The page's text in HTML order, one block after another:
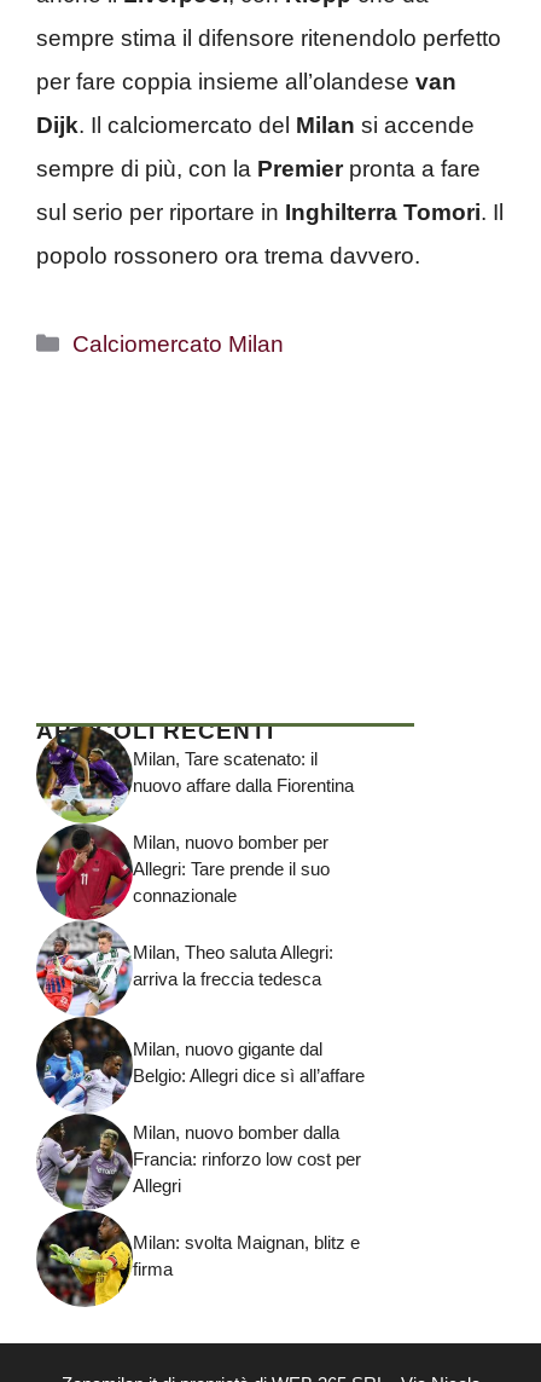
sempre stima il difensore ritenendolo perfetto
per fare coppia insieme all’olandese van
Dijk. Il calciomercato del Milan si accende
sempre di più, con la Premierpronta a fare
sul serio per riportare in Inghilterra Tomori. Il
popolo rossonero ora trema davvero.
Categorie
Calciomercato Milan
ARTICOLI RECENTI
Milan, Tare scatenato: il
nuovo affare dalla Fiorentina
Milan, nuovo bomber per
Allegri: Tare prende il suo
connazionale
Milan, Theo saluta Allegri:
arriva la freccia tedesca
Milan, nuovo gigante dal
Belgio: Allegri dice sì all’affare
Milan, nuovo bomber dalla
Francia: rinforzo low cost per
Allegri
Milan: svolta Maignan, blitz e
firma